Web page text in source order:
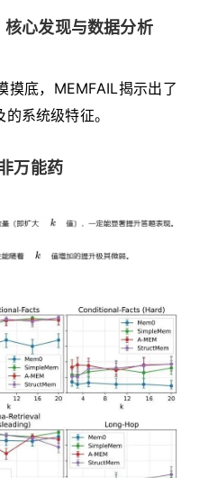
心发现与数据分析
摸底，MEMFAIL揭示出了
系统级特征。
万能药